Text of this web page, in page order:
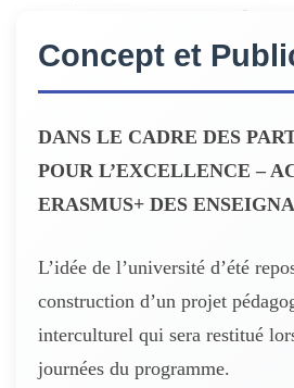
Concept et
DANS LE CADRE DES
POUR L’EXCELLENCE –
ERASMUS+ DES
L’idée de l’université d’été
construction d’un projet
interculturel qui sera restitué
journées du programme.